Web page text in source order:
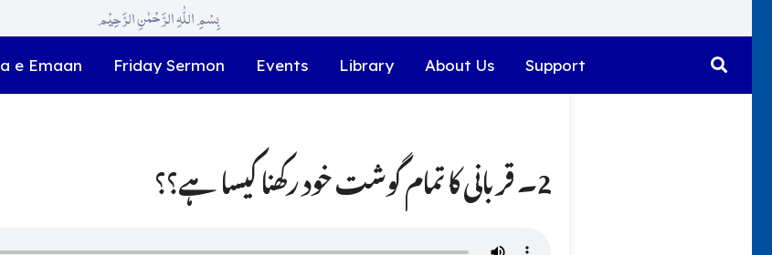
بِسْمِ اللّٰہِ الرَّحْمٰنِ الرَّحِیْم
e Emaan Friday Sermon Events Library About Us Support
2۔ قربانی کا تمام گوشت خود رکھنا کیسا ہے؟؟